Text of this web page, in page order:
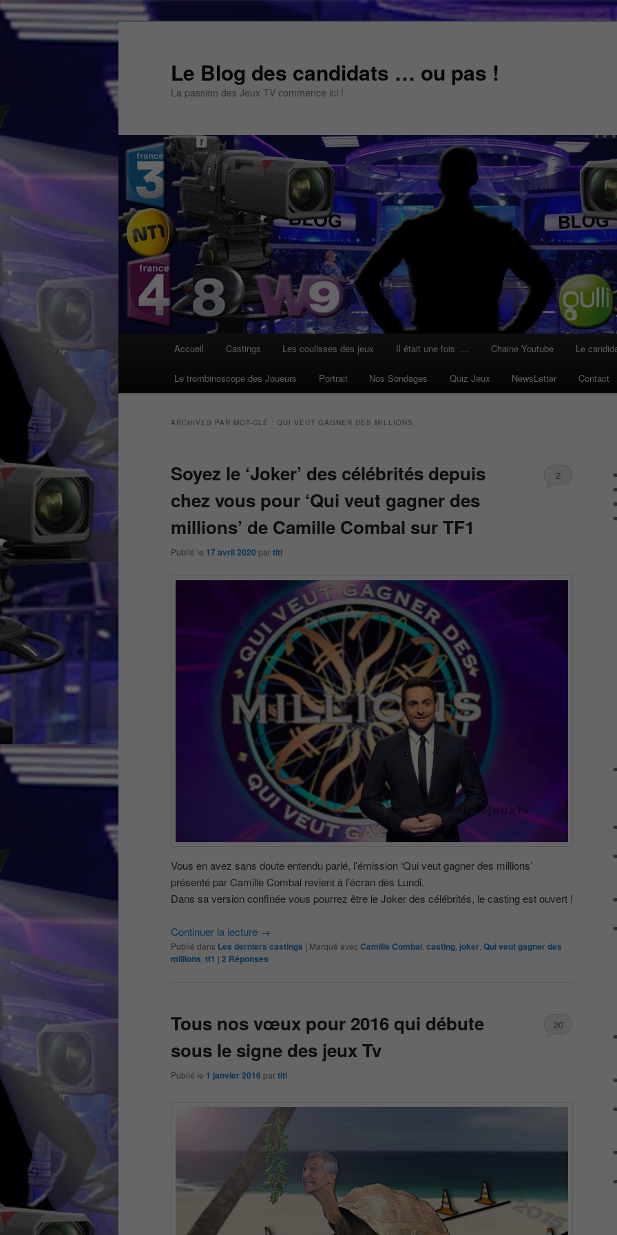
Aller
Aller
Le Blog des candidats … ou pas !
La passion des Jeux TV commence ici !
Accueil Castings Les coulisses des jeux Il était une fois …. Chaine Youtube Le
Le trombinoscope des Joueurs Portrait Nos Sondages Quiz Jeux NewsLetter Contact
ARCHIVES PAR MOT-CLÉ : QUI VEUT GAGNER DES MILLIONS
Soyez le ‘Joker’ des célébrités depuis
chez vous pour ‘Qui veut gagner des
millions’ de Camille Combal sur TF1
Publié le 17 avril 2020 partiti
2
Vous en avez sans doute entendu parlé, l’émission ‘Qui veut gagner des millions’
présenté par Camille Combal revient à l’écran dès Lundi.
Dans sa version confinée vous pourrez être le Joker des célébrités, le casting est ouvert !
Continuer la lecture →
Publié dans Les derniers castings | Marqué avecCamille Combal casting joker Qui veut gagner des
millions tf1 | 2 Réponses
Tous nos vœux pour 2016 qui débute
sous le signe des jeux Tv
Publié le 1 janvier 2016 partiti
20